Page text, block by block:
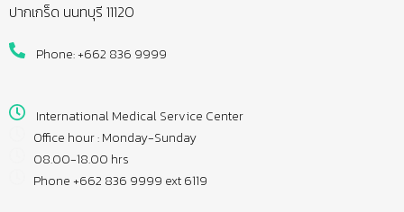
ปากเกร็ด นนทบุรี 11120
Phone: +662 836 9999
International Medical Service Center
Office hour : Monday-Sunday
08.00-18.00 hrs
Phone +662 836 9999 ext 6119